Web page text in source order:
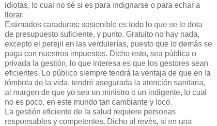
idiotas, lo cual no sé si es para indignarse o para echar a
llorar.
Estimados caraduras: sostenible es todo lo que se le dota
de presupuesto suficiente, y punto. Gratuito no hay nada,
excepto el perejil en las verdulerías, puesto que lo demás se
paga con nuestros impuestos. Dicho esto, sea pública o
privada la gestión, lo que interesa es que los gestores sean
eficientes. Lo público siempre tendrá la ventaja de que en la
tómbola de la vida, tendré asegurada la atención sanitaria,
al margen de que yo sea un ministro o un indigente, lo cual
no es poco, en este mundo tan cambiante y loco.
La gestión eficiente de la salud requiere personas
responsables y competentes. Dicho al revés, si en una